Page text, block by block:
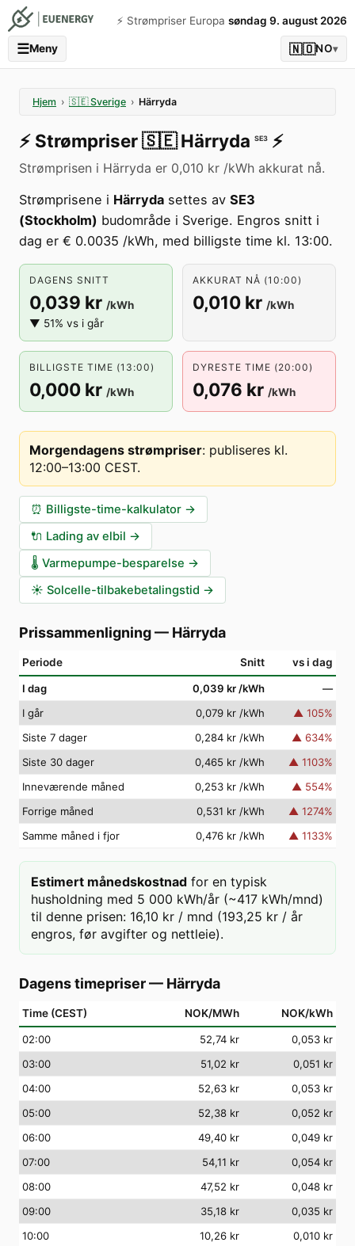
⚡️ Strømpriser Europa søndag 9. august 2026
☰Meny 🇳🇴NO▾
Hjem › 🇸🇪 Sverige › Härryda
⚡️ Strømpriser🇸🇪 Härryda SE3 ⚡️
Strømprisen i Härryda er 0,010 kr /kWh akkurat nå.
Strømprisene i Härryda settes av SE3
(Stockholm) budområde i Sverige. Engros snitt i
dag er € 0.0035 /kWh, med billigste time kl. 13:00.
DAGENS SNITT
0,039 kr /kWh
▼ 51% vs i går
AKKURAT NÅ (10:00)
0,010 kr /kWh
BILLIGSTE TIME (13:00)
0,000 kr /kWh
DYRESTE TIME (20:00)
0,076 kr /kWh
Morgendagens strømpriser: publiseres kl.
12:00–13:00 CEST.
⏰ Billigste-time-kalkulator →
🔌 Lading av elbil →
🌡️ Varmepumpe-besparelse →
☀️ Solcelle-tilbakebetalingstid →
Prissammenligning— Härryda
Periode Snitt vs i dag
I dag 0,039 kr /kWh
—
I går
0,079 kr /kWh ▲ 105%
Siste 7 dager
0,284 kr /kWh ▲ 634%
Siste 30 dager
0,465 kr /kWh ▲ 1103%
Inneværende måned
0,253 kr /kWh ▲ 554%
Forrige måned
0,531 kr /kWh ▲ 1274%
Samme måned i fjor
0,476 kr /kWh ▲ 1133%
Estimert månedskostnad for en typisk
husholdning med 5 000 kWh/år (~417 kWh/mnd)
til denne prisen: 16,10 kr / mnd (193,25 kr / år
engros, før avgifter og nettleie).
Dagens timepriser— Härryda
Time (CEST) NOK/MWh NOK/kWh
02:00 52,74 kr
0,053 kr
03:00 51,02 kr
0,051 kr
04:00 52,63 kr
0,053 kr
05:00 52,38 kr
0,052 kr
06:00 49,40 kr
0,049 kr
07:00 54,11 kr
0,054 kr
08:00 47,52 kr
0,048 kr
09:00 35,18 kr
0,035 kr
10:00 10,26 kr
0,010 kr